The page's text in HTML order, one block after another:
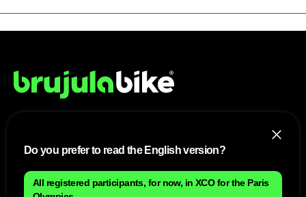
Aviso Legal Brasileiro
Política de cookies Brasileiro
Do you prefer to read the English version?
All registered participants, for now, in XCO for the Paris